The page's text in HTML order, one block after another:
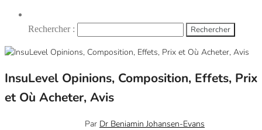
Rechercher :
InsuLevel Opinions, Composition, Effets, Prix
et Où Acheter, Avis
Par Dr Beniamin Johansen-Evans